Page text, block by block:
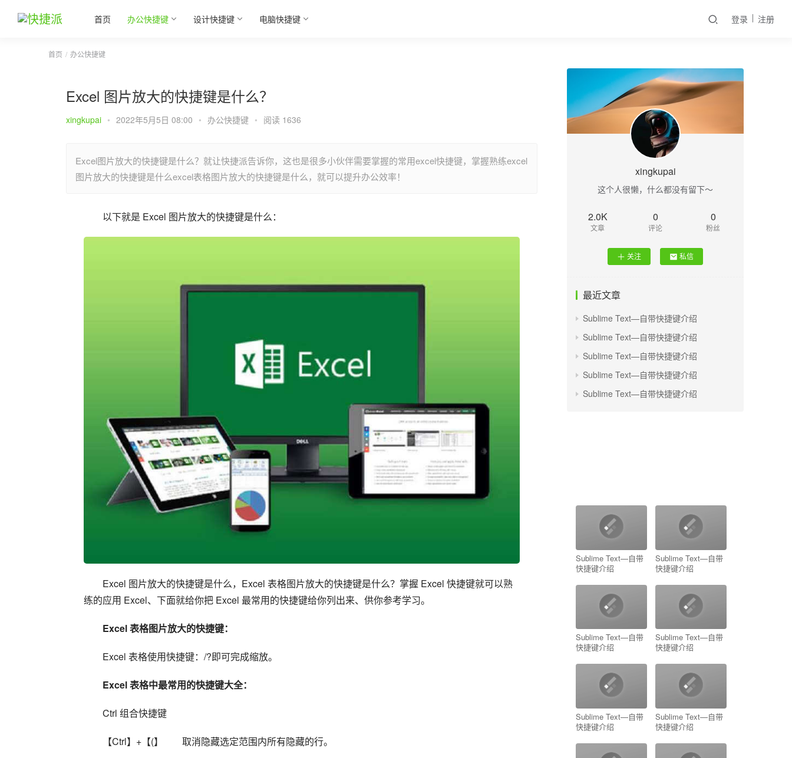
首页 办公快捷键 设计快捷键 电脑快捷键 登录 注册
首页 办公快捷键
Excel 图片放大的快捷键是什么？
xingkupai • 2022年5月5日 08:00 • 办公快捷键 • 阅读 1636
Excel图片放大的快捷键是什么？就让快捷派告诉你，这也是很多小伙伴需要掌握的常用excel快捷键，掌握熟练excel
图片放大的快捷键是什么excel表格图片放大的快捷键是什么，就可以提升办公效率！
以下就是 Excel 图片放大的快捷键是什么：
Excel 图片放大的快捷键是什么，Excel 表格图片放大的快捷键是什么？掌握 Excel 快捷键就可以熟
练的应用 Excel、下面就给你把 Excel 最常用的快捷键给你列出来、供你参考学习。
Excel 表格图片放大的快捷键：
Excel 表格使用快捷键：/?即可完成缩放。
Excel 表格中最常用的快捷键大全：
Ctrl 组合快捷键
【Ctrl】+【(】        取消隐藏选定范围内所有隐藏的行。
xingkupai
这个人很懒，什么都没有留下～
2.0K
文章
0
评论
0
粉丝
关注 私信
最近文章
Sublime Text—自带快捷键介绍
Sublime Text—自带快捷键介绍
Sublime Text—自带快捷键介绍
Sublime Text—自带快捷键介绍
Sublime Text—自带快捷键介绍
Sublime Text—自带
快捷键介绍
Sublime Text—自带
快捷键介绍
Sublime Text—自带
快捷键介绍
Sublime Text—自带
快捷键介绍
Sublime Text—自带
快捷键介绍
Sublime Text—自带
快捷键介绍